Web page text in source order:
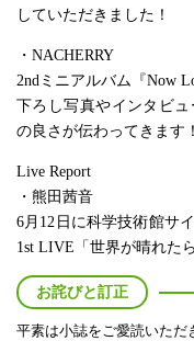
していただきました！
・NACHERRY
2ndミニアルバム『Now
下ろし写真やインタビ
の良さが伝わってきます！
Live Report
・熊田茜音
6月12日に科学技術館サ
1st LIVE「世界が晴れた
お詫びと訂正
平素は小誌をご愛読いただ